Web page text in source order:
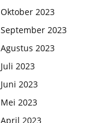
Oktober 2023
September 2023
Agustus 2023
Juli 2023
Juni 2023
Mei 2023
April 2023